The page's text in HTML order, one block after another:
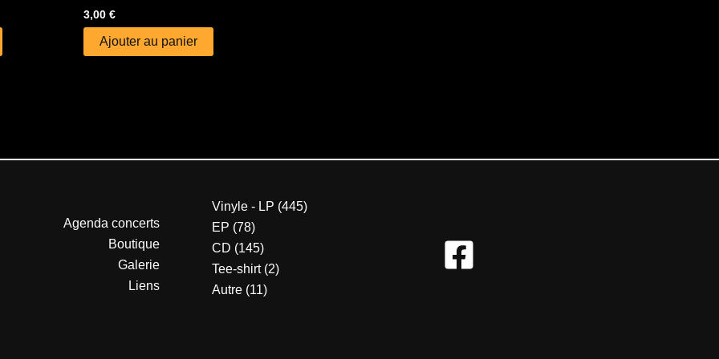
3,00€
Ajouter au panier
Agenda concerts
Boutique
Galerie
Liens
Vinyle - LP 445
EP 78
CD 145
Tee-shirt 2
Autre 11